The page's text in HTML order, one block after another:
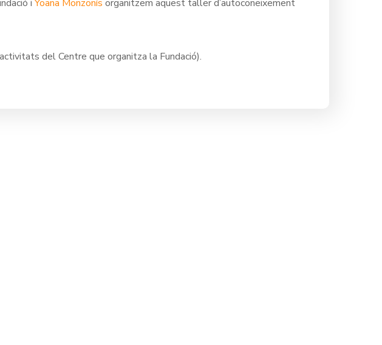
iYoana Monzonís organitzem aquest taller d’autoconeixement
del Centre que organitza la Fundació).